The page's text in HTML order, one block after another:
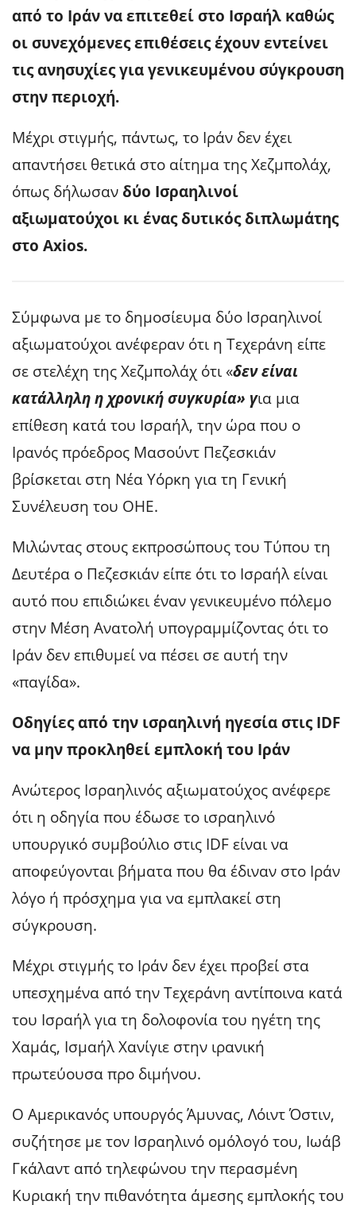
από το Ιράν να επιτεθεί στο Ισραήλ καθώς
οι συνεχόμενες επιθέσεις έχουν εντείνει
τις ανησυχίες για γενικευμένου σύγκρουση
στην περιοχή.
Μέχρι στιγμής, πάντως, το Ιράν δεν έχει
απαντήσει θετικά στο αίτημα της Χεζμπολάχ,
όπως δήλωσαν δύο Ισραηλινοί
αξιωματούχοι κι ένας δυτικός διπλωμάτης
στο Axios.
Σύμφωνα με το δημοσίευμα δύο Ισραηλινοί
αξιωματούχοι ανέφεραν ότι η Τεχεράνη είπε
σε στελέχη της Χεζμπολάχ ότι «δεν είναι
κατάλληλη η χρονική συγκυρία» για μια
επίθεση κατά του Ισραήλ, την ώρα που ο
Ιρανός πρόεδρος Μασούντ Πεζεσκιάν
βρίσκεται στη Νέα Υόρκη για τη Γενική
Συνέλευση του ΟΗΕ.
Μιλώντας στους εκπροσώπους του Τύπου τη
Δευτέρα ο Πεζεσκιάν είπε ότι το Ισραήλ είναι
αυτό που επιδιώκει έναν γενικευμένο πόλεμο
στην Μέση Ανατολή υπογραμμίζοντας ότι το
Ιράν δεν επιθυμεί να πέσει σε αυτή την
«παγίδα».
Οδηγίες από την ισραηλινή ηγεσία στις IDF
να μην προκληθεί εμπλοκή του Ιράν
Ανώτερος Ισραηλινός αξιωματούχος ανέφερε
ότι η οδηγία που έδωσε το ισραηλινό
υπουργικό συμβούλιο στις IDF είναι να
αποφεύγονται βήματα που θα έδιναν στο Ιράν
λόγο ή πρόσχημα για να εμπλακεί στη
σύγκρουση.
Μέχρι στιγμής το Ιράν δεν έχει προβεί στα
υπεσχημένα από την Τεχεράνη αντίποινα κατά
του Ισραήλ για τη δολοφονία του ηγέτη της
Χαμάς, Ισμαήλ Χανίγιε στην ιρανική
πρωτεύουσα προ διμήνου.
Ο Αμερικανός υπουργός Άμυνας, Λόιντ Όστιν,
συζήτησε με τον Ισραηλινό ομόλογό του, Ιωάβ
Γκάλαντ από τηλεφώνου την περασμένη
Κυριακή την πιθανότητα άμεσης εμπλοκής του